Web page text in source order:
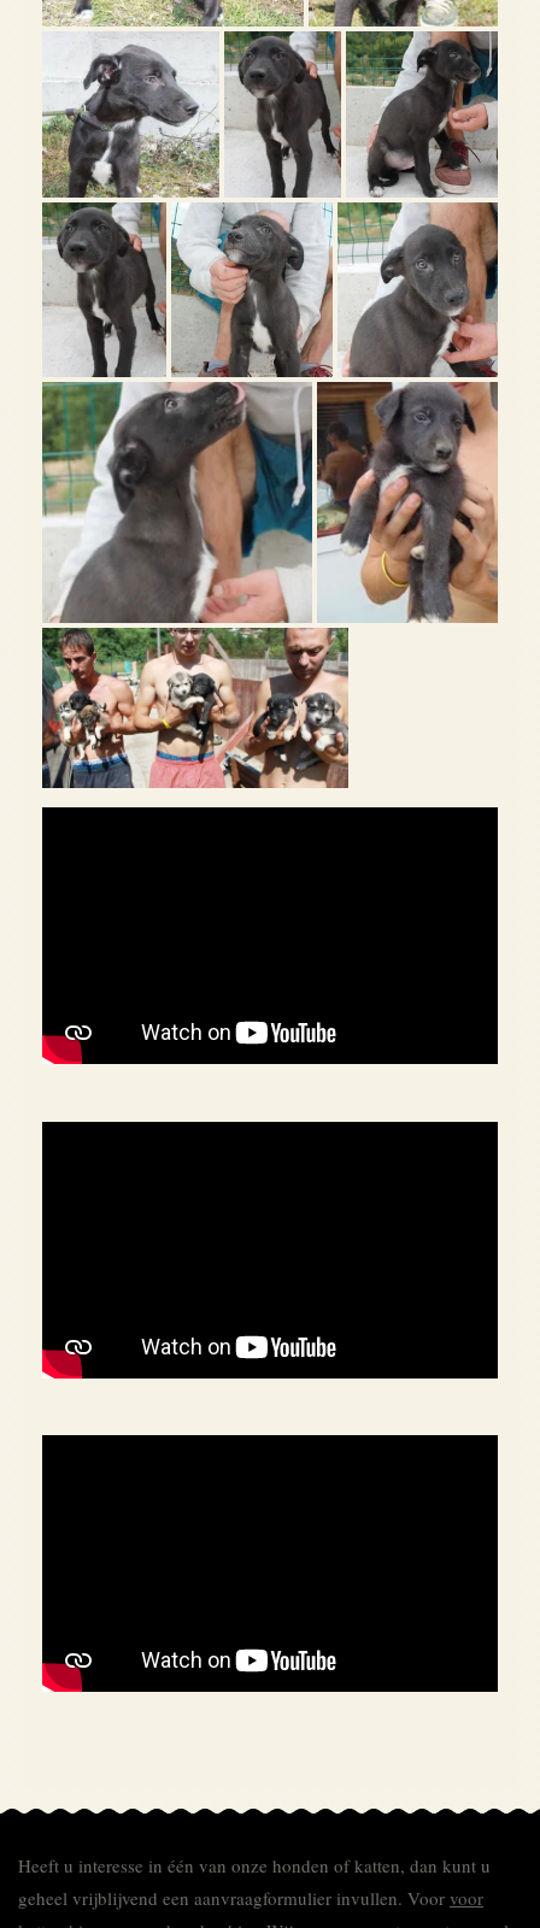
Heeft u interesse in één van onze honden of katten, dan kunt u
geheel vrijblijvend een aanvraagformulier invullen. Voor voor